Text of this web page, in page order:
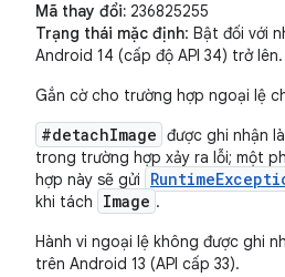
Mã thay đổi: 236825255
Trạng thái mặc định: Bật đối với
Android 14 (cấp độ API 34) trở lên.
Gắn cờ cho trường hợp ngoại lệ
#detachImage được ghi nhận
trong trường hợp xảy ra lỗi; một
hợp này sẽ gửi
khi tách
Image .
Hành vi ngoại lệ không được ghi
trên Android 13 (API cấp 33).